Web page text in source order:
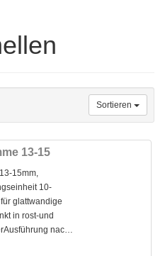
Sortieren
13-15
15mm,
10-
glattwandige
in rost-und
nac…